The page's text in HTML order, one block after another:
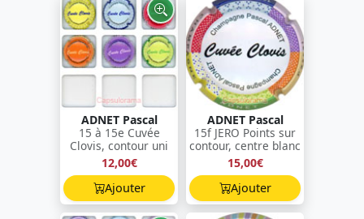
ADNET Pascal
15 à 15e Cuvée
Clovis, contour uni
12,00€
Ajouter
ADNET Pascal
15f JERO Points sur
contour, centre blanc
15,00€
Ajouter